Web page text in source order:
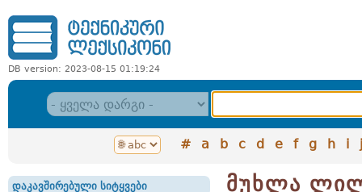
DB version: 2023-08-15 01:19:24
# a b c d e f g h i j
დაკავშირებული სიტყვები მუხლა